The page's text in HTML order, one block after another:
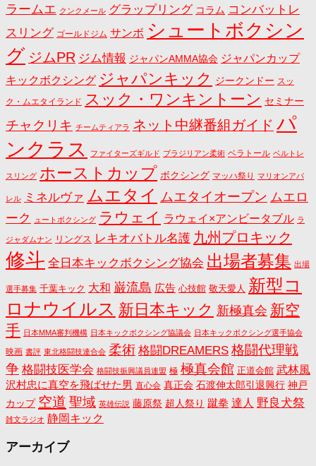
ラームエ クンクメール グラップリング コラム コンバットレ
スリング ゴールドジム サンボ シュートボクシン
グ ジムPR ジム情報 ジャパンAMMA協会 ジャパンカップ
キックボクシング ジャパンキック ジークンドー スッ
ク・ムエタイランド スック・ワンキントーン セミナー
チャクリキ チームティアラ ネット中継番組ガイド パ
ンクラス
ファイターズギルド ブラジリアン柔術 ベラトール ベルトレ
スリング ホーストカップ ボクシング マッハ祭り マリオンアパ
レル ミネルヴァ ムエタイ ムエタイオープン ムエロ
ーク
ュートボクシング ラウェイ ラウェイ×アンビータブル ラ
ジャダムナン リングス レキオバトル名護 九州プロキック
修斗 全日本キックボクシング協会 出場者募集 出場
選手募集 千葉キック 大和 巌流島 広告 心技館 敬天愛人 新型コ
ロナウイルス 新日本キック 新極真会 新空
手 日本MMA審判機構 日本キックボクシング協議会 日本キックボクシング選手協会
映画 書評 東北格闘技連合会 柔術 格闘DREAMERS 格闘代理戦
争 格闘技医学会 格闘技振興議員連盟 極 極真会館 正道会館 武林風
沢村忠に真空を飛ばせた男 直心会 真正会 石渡伸太郎引退興行 神戸
カップ 空道 聖域 英雄伝説 藤原祭 超人祭り 蹴拳 達人 野良犬祭
雑文ラジオ 静岡キック
アーカイブ